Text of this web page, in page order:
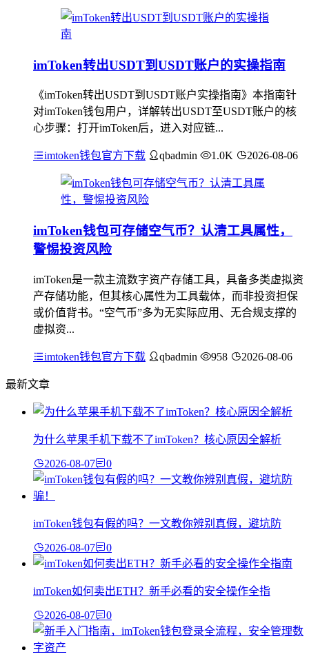
imToken转出USDT到USDT账户的实操指南
《imToken转出USDT到USDT账户实操指南》本指南针
对imToken钱包用户，详解转出USDT至USDT账户的核
心步骤：打开imToken后，进入对应链...
imtoken钱包官方下载 qbadmin 1.0K 2026-08-06
imToken钱包可存储空气币？认清工具属性，
警惕投资风险
imToken是一款主流数字资产存储工具，具备多类虚拟资
产存储功能，但其核心属性为工具载体，而非投资担保
或价值背书。“空气币”多为无实际应用、无合规支撑的
虚拟资...
imtoken钱包官方下载 qbadmin 958 2026-08-06
最新文章
为什么苹果手机下载不了imToken？核心原因全解析
2026-08-07 0
imToken钱包有假的吗？一文教你辨别真假，避坑防
2026-08-07 0
imToken如何卖出ETH？新手必看的安全操作全指
2026-08-07 0